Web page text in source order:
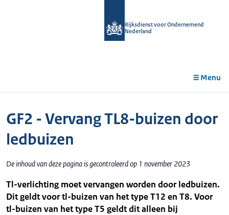
Rijksdienst voor Ondernemend
Nederland
Menu
GF2 - Vervang TL8-buizen door
ledbuizen
De inhoud van deze pagina is gecontroleerd op 1 november 2023
Tl-verlichting moet vervangen worden door ledbuizen.
Dit geldt voor tl-buizen van het type T12 en T8. Voor
tl-buizen van het type T5 geldt dit alleen bij